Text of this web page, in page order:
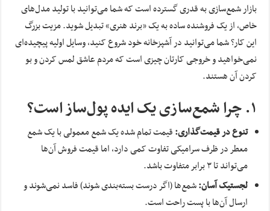
بازار شمع‌سازی به قدری گسترده است که شما می‌توانید با تولید مدل‌های
خاص، از یک فروشنده ساده به یک «برند هنری» تبدیل شوید. مزیت بزرگ
این کار؟ شما می‌توانید در آشپزخانه خود شروع کنید، وسایل اولیه پیچیده‌ای
نمی‌خواهید و خروجی کارتان چیزی است که مردم عاشق لمس کردن و بو
کردن آن هستند.
۱. چرا شمع‌سازی یک ایده پول‌ساز است؟
تنوع در قیمت‌گذاری:قیمت تمام شده یک شمع معمولی با یک شمع
معطر در ظرف سرامیکی تفاوت کمی دارد، اما قیمت فروش آن‌ها
می‌تواند تا ۳ برابر متفاوت باشد.
لجستیک آسان:شمع‌ها (اگر درست بسته‌بندی شوند) فاسد نمی‌شوند و
ارسال آن‌ها با پست راحت است.